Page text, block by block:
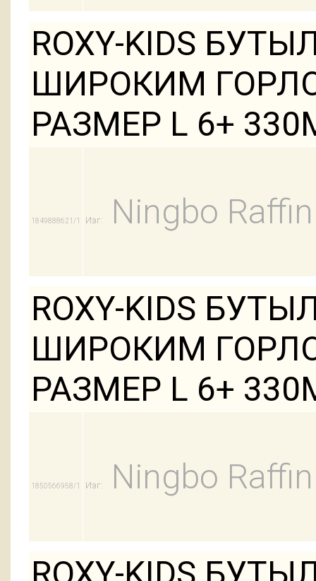
ROXY-KIDS
ШИРОКИМ
РАЗМЕР L 6+
1849888621/1 Изг: Ningbo
ROXY-KIDS
ШИРОКИМ
РАЗМЕР L 6+
1850566958/1 Изг: Ningbo